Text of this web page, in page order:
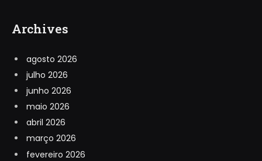
Archives
agosto 2026
julho 2026
junho 2026
maio 2026
abril 2026
março 2026
fevereiro 2026